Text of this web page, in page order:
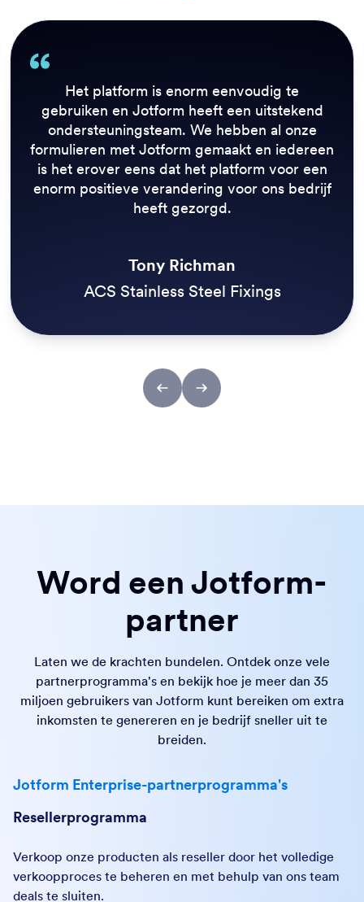
Het platform is enorm eenvoudig te
gebruiken en Jotform heeft een uitstekend
ondersteuningsteam. We hebben al onze
formulieren met Jotform gemaakt en iedereen
is het erover eens dat het platform voor een
enorm positieve verandering voor ons bedrijf
heeft gezorgd.
Tony Richman
ACS Stainless Steel Fixings
Word een Jotform-
partner
Laten we de krachten bundelen. Ontdek onze vele
partnerprogramma's en bekijk hoe je meer dan 35
miljoen gebruikers van Jotform kunt bereiken om extra
inkomsten te genereren en je bedrijf sneller uit te
breiden.
Jotform Enterprise-partnerprogramma's
Resellerprogramma
Verkoop onze producten als reseller door het volledige
verkoopproces te beheren en met behulp van ons team
deals te sluiten.